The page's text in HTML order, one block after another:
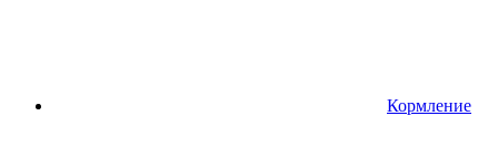
Кормление